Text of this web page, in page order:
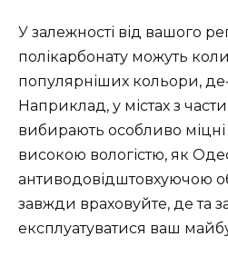
У залежності від вашого
полікарбонату можуть
популярніших кольори,
Наприклад, у містах з
вибирають особливо міцні
високою вологістю, як
антиводовідштовхуючою
завжди враховуйте, де та
експлуатуватися ваш